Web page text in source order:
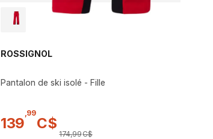
ROSSIGNOL
Pantalon de ski isolé - Fille
139
99
C$
174,99C$